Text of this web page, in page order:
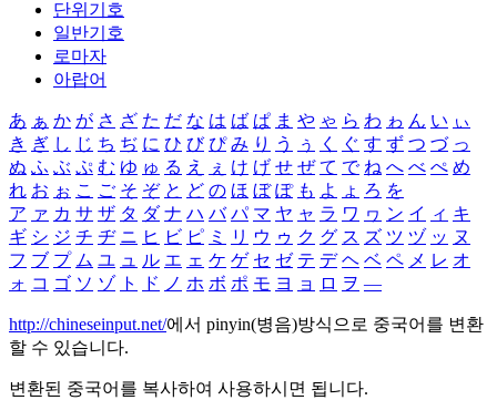
단위기호
일반기호
로마자
아랍어
あ ぁ か が さ ざ た だ な は ば ぱ ま や ゃ ら わ ゎ ん い ぃ
き ぎ し じ ち ぢ に ひ び ぴ み り う ぅ く ぐ す ず つ づ っ
ぬ ふ ぶ ぷ む ゆ ゅ る え ぇ け げ せ ぜ て で ね へ べ ぺ め
れ お ぉ こ ご そ ぞ と ど の ほ ぼ ぽ も よ ょ ろ を
ア ァ カ サ ザ タ ダ ナ ハ バ パ マ ヤ ャ ラ ワ ヮ ン イ ィ キ
ギ シ ジ チ ヂ ニ ヒ ビ ピ ミ リ ウ ゥ ク グ ス ズ ツ ヅ ッ ヌ
フ ブ プ ム ユ ュ ル エ ェ ケ ゲ セ ゼ テ デ ヘ ベ ペ メ レ オ
ォ コ ゴ ソ ゾ ト ド ノ ホ ボ ポ モ ヨ ョ ロ ヲ ―
http://chineseinput.net/에서 pinyin(병음)방식으로 중국어를 변환
할 수 있습니다.
변환된 중국어를 복사하여 사용하시면 됩니다.